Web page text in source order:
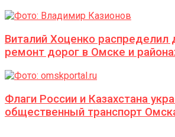
Виталий Хоценко распределил
ремонт дорог в Омске и
Флаги России и Казахстана
общественный транспорт